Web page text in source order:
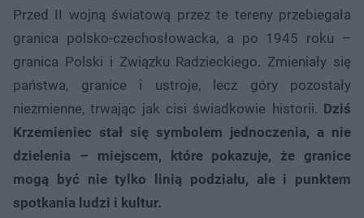
Przed II wojną światową przez te tereny przebiegała
granica polsko-czechosłowacka, a po 1945 roku –
granica Polski i Związku Radzieckiego. Zmieniały się
państwa, granice i ustroje, lecz góry pozostały
niezmienne, trwając jak cisi świadkowie historii. Dziś
Krzemieniec stał się symbolem jednoczenia, a nie
dzielenia – miejscem, które pokazuje, że granice
mogą być nie tylko linią podziału, ale i punktem
spotkania ludzi i kultur.